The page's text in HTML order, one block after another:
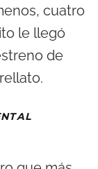
cuatro
le llegó
de